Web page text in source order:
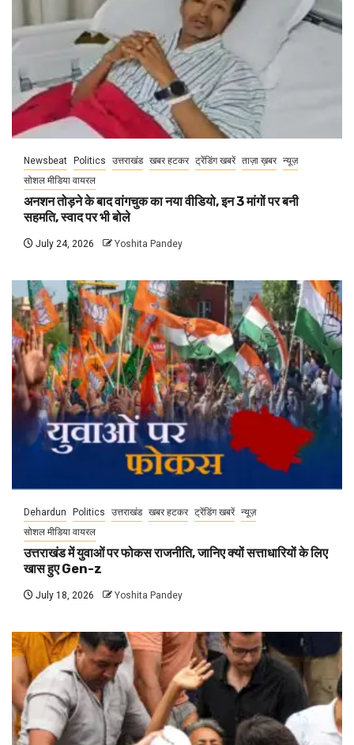
Newsbeat Politics उत्तराखंड खबर हटकर ट्रेंडिंग खबरें ताज़ा ख़बर न्यूज़
सोशल मीडिया वायरल
अनशन तोड़ने के बाद वांगचुक का नया वीडियो, इन 3 मांगों पर बनी
सहमति, स्वाद पर भी बोले
July 24, 2026 Yoshita Pandey
Dehardun Politics उत्तराखंड खबर हटकर ट्रेंडिंग खबरें न्यूज़
सोशल मीडिया वायरल
उत्तराखंड में युवाओं पर फोकस राजनीति, जानिए क्यों सत्ताधारियों के लिए
खास हुए Gen-z
July 18, 2026 Yoshita Pandey